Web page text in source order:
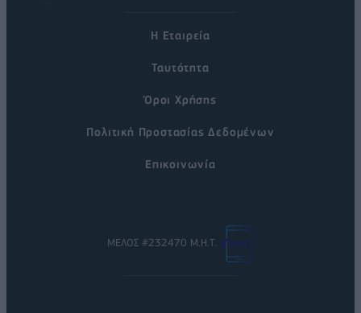
Η Εταιρεία
Ταυτότητα
Όροι Χρήσης
Πολιτική Προστασίας Δεδομένων
Επικοινωνία
ΜΕΛΟΣ #232470 Μ.Η.Τ.